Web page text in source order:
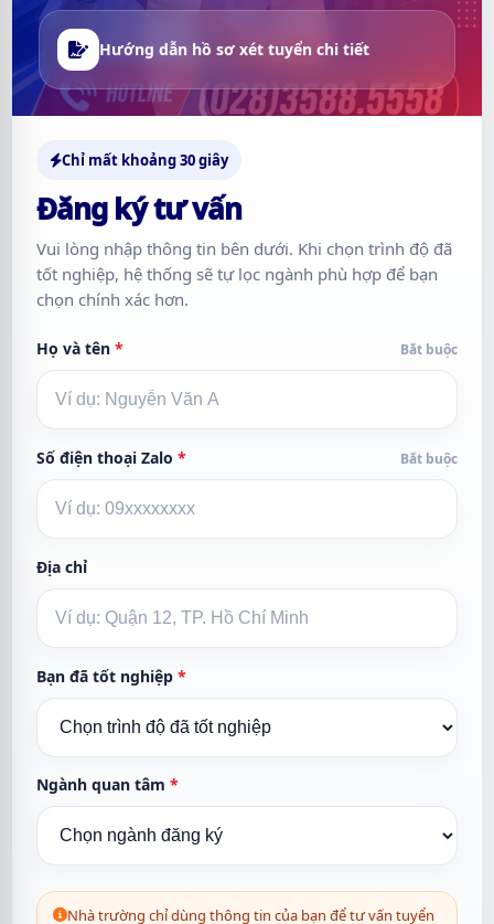
Hướng dẫn hồ sơ xét tuyển chi tiết
Chỉ mất khoảng 30 giây
Đăng ký tư vấn
Vui lòng nhập thông tin bên dưới. Khi chọn trình độ đã
tốt nghiệp, hệ thống sẽ tự lọc ngành phù hợp để bạn
chọn chính xác hơn.
Họ và tên * Bắt buộc
Số điện thoại Zalo * Bắt buộc
Địa chỉ
Bạn đã tốt nghiệp *
Ngành quan tâm *
Nhà trường chỉ dùng thông tin của bạn để tư vấn tuyển